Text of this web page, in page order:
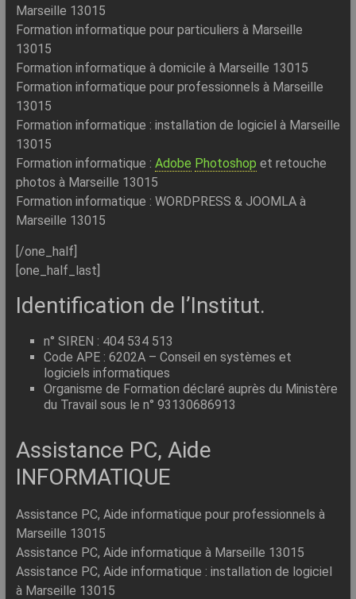
Marseille 13015
Formation informatique pour particuliers à Marseille
13015
Formation informatique à domicile à Marseille 13015
Formation informatique pour professionnels à Marseille
13015
Formation informatique : installation de logiciel à Marseille
13015
Formation informatique : Adobe Photoshop et retouche
photos à Marseille 13015
Formation informatique : WORDPRESS & JOOMLA à
Marseille 13015
[/one_half]
[one_half_last]
Identification de l’Institut.
n° SIREN : 404 534 513
Code APE : 6202A – Conseil en systèmes et
logiciels informatiques
Organisme de Formation déclaré auprès du Ministère
du Travail sous le n° 93130686913
Assistance PC, Aide
INFORMATIQUE
Assistance PC, Aide informatique pour professionnels à
Marseille 13015
Assistance PC, Aide informatique à Marseille 13015
Assistance PC, Aide informatique : installation de logiciel
à Marseille 13015